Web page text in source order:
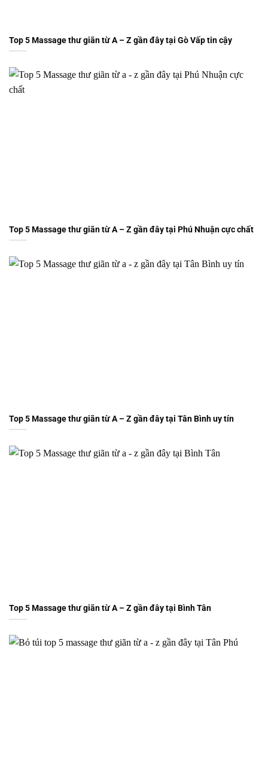
Top 5 Massage thư giãn từ A – Z gần đây tại Gò Vấp tin cậy
Top 5 Massage thư giãn từ A – Z gần đây tại Phú Nhuận cực chất
Top 5 Massage thư giãn từ A – Z gần đây tại Tân Bình uy tín
Top 5 Massage thư giãn từ A – Z gần đây tại Bình Tân